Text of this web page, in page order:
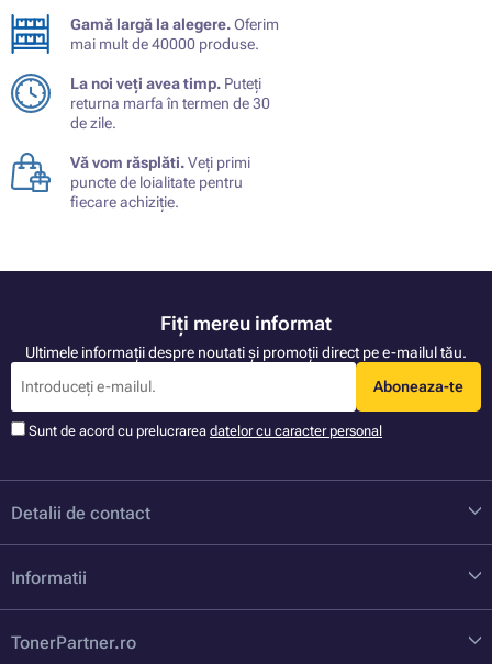
Gamă largă la alegere.Oferim
mai mult de 40000 produse.
La noi veți avea timp. Puteți
returna marfa în termen de 30
de zile.
Vă vom răsplăti.Veți primi
puncte de loialitate pentru
fiecare achiziție.
Fiți mereu informat
Ultimele informații despre noutati și promoții direct pe e-mailul tău.
Aboneaza-te
Sunt de acord cu prelucrarea datelor cu caracter personal
Detalii de contact
Informatii
TonerPartner.ro